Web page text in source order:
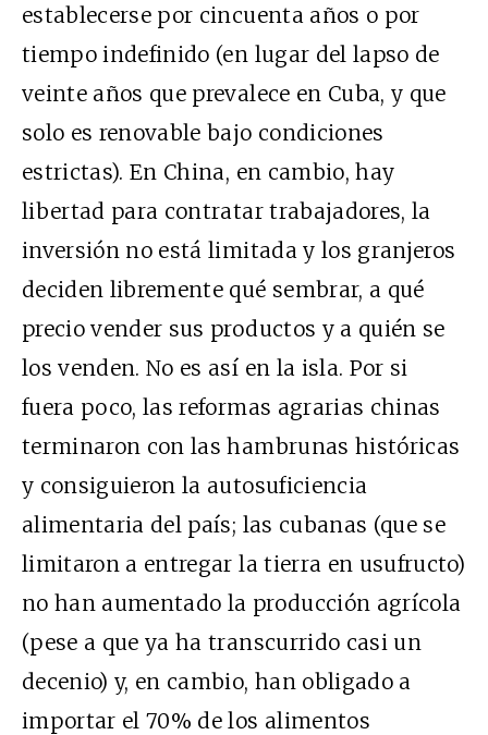
establecerse por cincuenta años o por
tiempo indefinido (en lugar del lapso de
veinte años que prevalece en Cuba, y que
solo es renovable bajo condiciones
estrictas). En China, en cambio, hay
libertad para contratar trabajadores, la
inversión no está limitada y los granjeros
deciden libremente qué sembrar, a qué
precio vender sus productos y a quién se
los venden. No es así en la isla. Por si
fuera poco, las reformas agrarias chinas
terminaron con las hambrunas históricas
y consiguieron la autosuficiencia
alimentaria del país; las cubanas (que se
limitaron a entregar la tierra en usufructo)
no han aumentado la producción agrícola
(pese a que ya ha transcurrido casi un
decenio) y, en cambio, han obligado a
importar el 70% de los alimentos